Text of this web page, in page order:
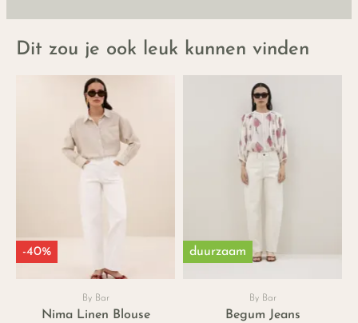
Dit zou je ook leuk kunnen vinden
-40%
By Bar
Nima Linen Blouse
duurzaam
By Bar
Begum Jeans